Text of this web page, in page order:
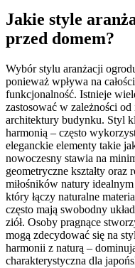
Jakie style
przed domem?
Wybór stylu aranżacji
ponieważ wpływa na
funkcjonalność. Istnieje
zastosować w zależności
architektury budynku. Styl
harmonią – często
eleganckie elementy takie
nowoczesny stawia na
geometryczne kształty
miłośników natury
który łączy naturalne
często mają swobodny
ziół. Osoby pragnące
mogą zdecydować się na
harmonii z naturą –
charakterystyczna dla